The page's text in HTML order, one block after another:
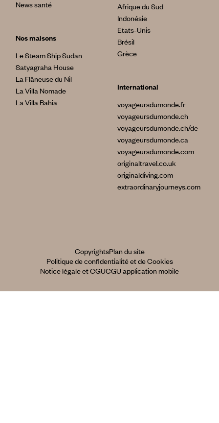
News santé
Nos maisons
Le Steam Ship Sudan
Satyagraha House
La Flâneuse du Nil
La Villa Nomade
La Villa Bahia
Afrique du Sud
Indonésie
Etats-Unis
Brésil
Grèce
International
voyageursdumonde.fr
voyageursdumonde.ch
voyageursdumonde.ch/de
voyageursdumonde.ca
voyageursdumonde.com
originaltravel.co.uk
originaldiving.com
extraordinaryjourneys.com
CopyrightsPlan du site
Politique de confidentialité et de Cookies
Notice légale et CGUCGU application mobile